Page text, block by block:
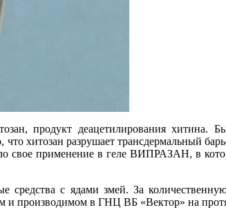
продукт деацетилирования хитина.
хитозан разрушает трансдермальный
свое применение в геле ВИПРАЗАН, в
с ядами змей. За
и производимом в ГНЦ ВБ «Вектор» на